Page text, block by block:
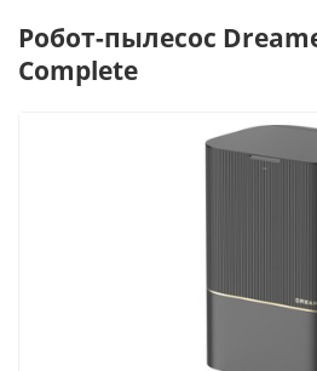
Робот-пылесос
Complete